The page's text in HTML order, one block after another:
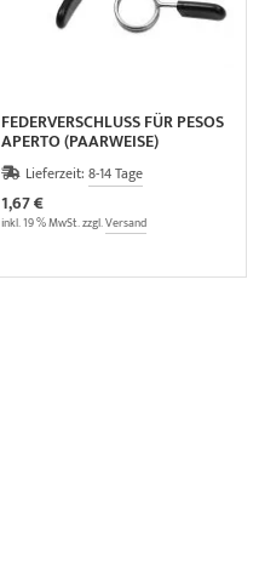
FEDERVERSCHLUSS FÜR PESOS
APERTO (PAARWEISE)
Lieferzeit: 8-14 Tage
1,67 €
inkl. 19 % MwSt. zzgl.Versand